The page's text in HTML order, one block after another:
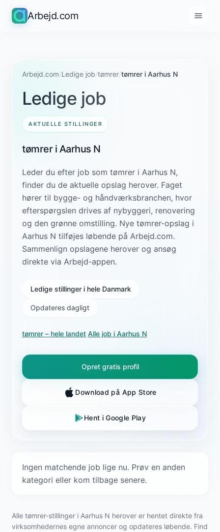
Arbejd.com
Arbejd.com/Ledige job/tømrer/tømrer i Aarhus N
Ledige job
AKTUELLE STILLINGER
tømrer i Aarhus N
Leder du efter job som tømrer i Aarhus N,
finder du de aktuelle opslag herover. Faget
hører til bygge- og håndværksbranchen, hvor
efterspørgslen drives af nybyggeri, renovering
og den grønne omstilling. Nye tømrer-opslag i
Aarhus N tilføjes løbende på Arbejd.com.
Sammenlign opslagene herover og ansøg
direkte via Arbejd-appen.
Ledige stillinger i hele Danmark
Opdateres dagligt
tømrer – hele landet·Alle job i Aarhus N
Opret gratis profil
Download på App Store
Hent i Google Play
Ingen matchende job lige nu. Prøv en anden
kategori eller kom tilbage senere.
Alle tømrer-stillinger i Aarhus N herover er hentet direkte fra
virksomhedernes egne annoncer og opdateres løbende. Find